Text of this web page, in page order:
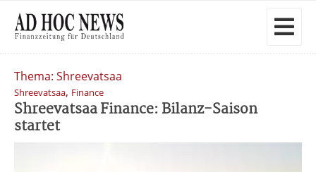
Thema: Shreevatsaa
Shreevatsaa, Finance
Shreevatsaa Finance: Bilanz-Saison
startet